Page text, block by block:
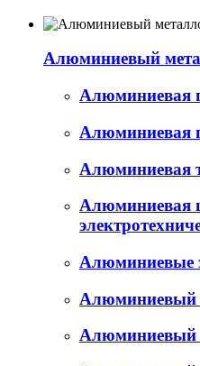
Алюминиевый
Алюминиевая
Алюминиевая
Алюминиевая
Алюминиевая
Алюминиевые
Алюминиевый
Алюминиевый